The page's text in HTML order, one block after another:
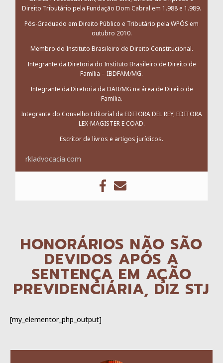
Direito Tributário pela Fundação Dom Cabral em 1.988 e 1.989.
Pós-Graduado em Direito Público e Tributário pela WPÓS em
outubro 2010.
Membro do Instituto Brasileiro de Direito Constitucional.
Integrante da Diretoria do Instituto Brasileiro de Direito de
Família – IBDFAM/MG.
Integrante da Diretoria da OAB/MG na área de Direito de
Família.
Integrante do Conselho Editorial da EDITORA DEL REY, EDITORA
LEX-MAGISTER E COAD.
Escritor de livros e artigos jurídicos.
rkladvocacia.com
HONORÁRIOS NÃO SÃO
DEVIDOS APÓS A
SENTENÇA EM AÇÃO
PREVIDENCIÁRIA, DIZ STJ
[my_elementor_php_output]